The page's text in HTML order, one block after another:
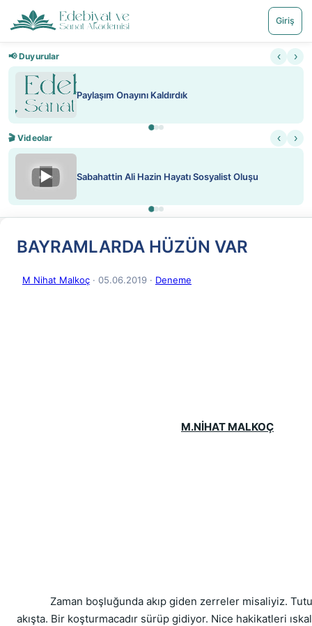
Giriş
📢 Duyurular ‹ ›
Nadir içeriklere kısıtlama ve kredi sistemi getirildi
🎬 Videolar ‹ ›
▶ ATEŞ YAKMAK KONU ÖZET J. LONDON
BAYRAMLARDA HÜZÜN VAR
M Nihat Malkoç · 05.06.2019 · Deneme
M.NİHAT MALKOÇ
Zaman boşluğunda akıp giden zerreler misaliyiz.
akışta. Bir koşturmacadır sürüp gidiyor. Nice hakikatleri